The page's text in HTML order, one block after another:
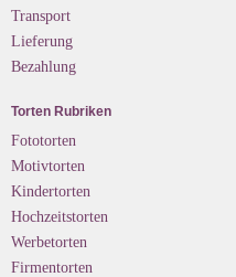
Transport
Lieferung
Bezahlung
Torten Rubriken
Fototorten
Motivtorten
Kindertorten
Hochzeitstorten
Werbetorten
Firmentorten